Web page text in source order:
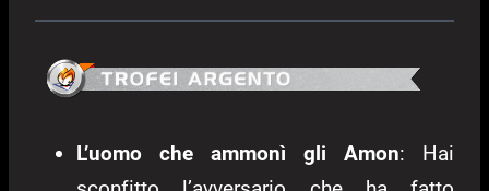
L’uomo che ammonì gli Amon: Hai